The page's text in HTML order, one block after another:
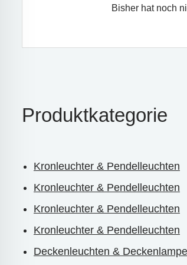
Bisher hat noch
Produktkategorie
Kronleuchter & Pendelleuchten
Kronleuchter & Pendelleuchten
Kronleuchter & Pendelleuchten
Kronleuchter & Pendelleuchten
Deckenleuchten &